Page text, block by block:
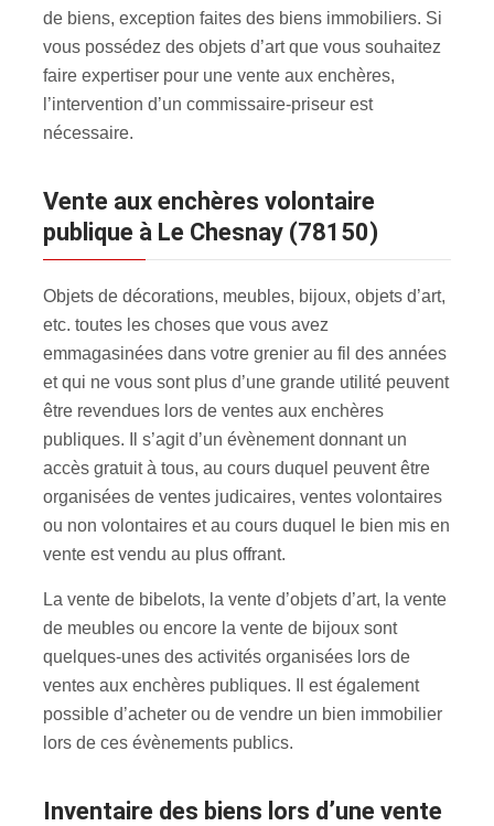
de biens, exception faites des biens immobiliers. Si
vous possédez des objets d’art que vous souhaitez
faire expertiser pour une vente aux enchères,
l’intervention d’un commissaire-priseur est
nécessaire.
Vente aux enchères volontaire
publique à Le Chesnay (78150)
Objets de décorations, meubles, bijoux, objets d’art,
etc. toutes les choses que vous avez
emmagasinées dans votre grenier au fil des années
et qui ne vous sont plus d’une grande utilité peuvent
être revendues lors de ventes aux enchères
publiques. Il s’agit d’un évènement donnant un
accès gratuit à tous, au cours duquel peuvent être
organisées de ventes judicaires, ventes volontaires
ou non volontaires et au cours duquel le bien mis en
vente est vendu au plus offrant.
La vente de bibelots, la vente d’objets d’art, la vente
de meubles ou encore la vente de bijoux sont
quelques-unes des activités organisées lors de
ventes aux enchères publiques. Il est également
possible d’acheter ou de vendre un bien immobilier
lors de ces évènements publics.
inventaire des biens lors d’une vente